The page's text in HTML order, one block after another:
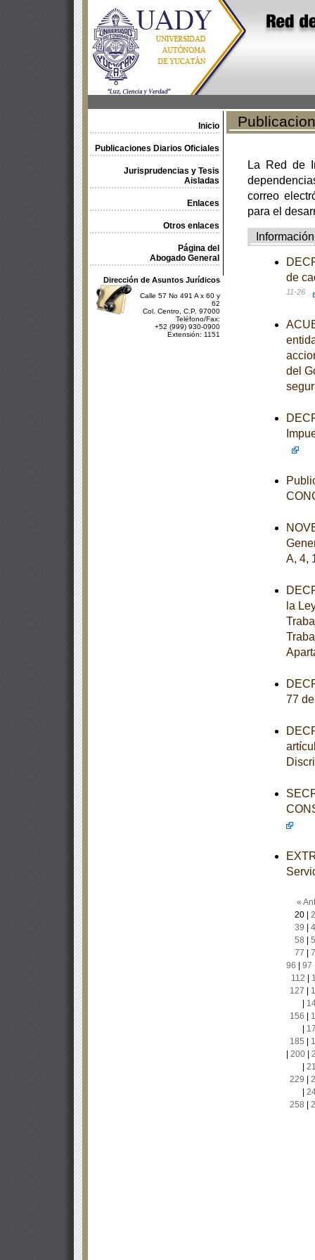
Inicio
Publicaciones Diarios Oficiales
Jurisprudencias y Tesis
Aisladas
Enlaces
Otros enlaces
Página del
Abogado General
Dirección de Asuntos Jurídicos
Calle 57 No 491 A x 60 y
62
Col. Centro, C.P. 97000
Teléfono/Fax:
+52 (999) 930-0900
Extensión: 1151
La Red de
correo
para el
Información
de
11-26
del
A, 4,
la
77
«
20|
39
58
77
96
97
112
127
156
185
200|
229
258